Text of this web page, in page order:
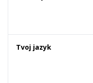
Tvoj jazyk